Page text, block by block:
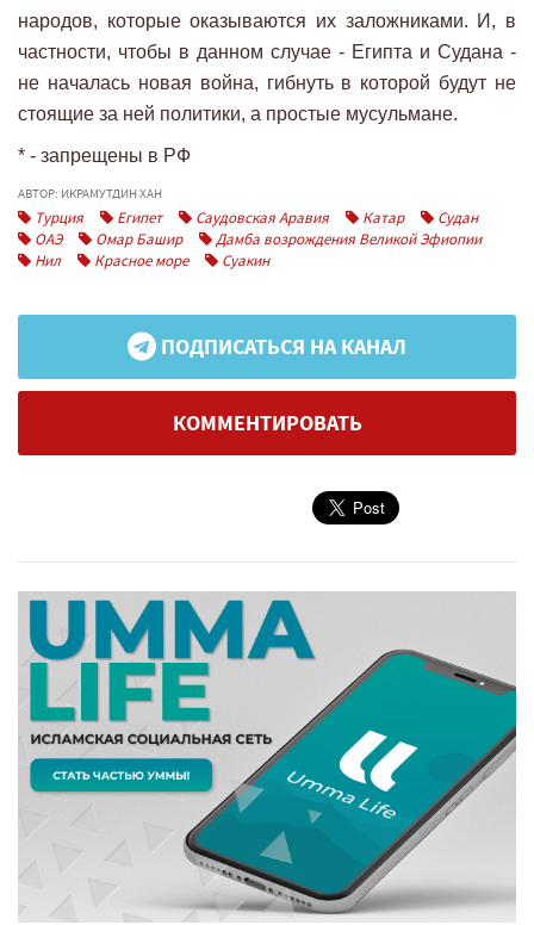
народов, которые оказываются их заложниками. И, в
частности, чтобы в данном случае - Египта и Судана -
не началась новая война, гибнуть в которой будут не
стоящие за ней политики, а простые мусульмане.
* - запрещены в РФ
АВТОР: ИКРАМУТДИН ХАН
Турция Египет Саудовская Аравия Катар
Судан
ОАЭ
Омар Башир
Дамба возрождения Великой Эфиопии
Нил
Красное море Суакин
ПОДПИСАТЬСЯ НА КАНАЛ
КОММЕНТИРОВАТЬ